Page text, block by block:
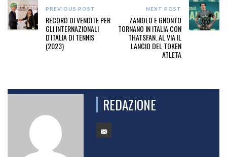
PREVIOUS POST
RECORD DI VENDITE PER
GLI INTERNAZIONALI
D'ITALIA DI TENNIS
(2023)
NEXT POST
ZANIOLO E GNONTO
TORNANO IN ITALIA CON
THATSFAN. AL VIA IL
LANCIO DEL TOKEN
ATLETA
REDAZIONE